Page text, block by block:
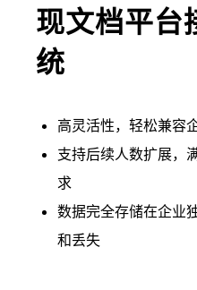
现文档平台
统
高灵活性，轻松兼容
支持后续人数扩展，
求
数据完全存储在企业
和丢失